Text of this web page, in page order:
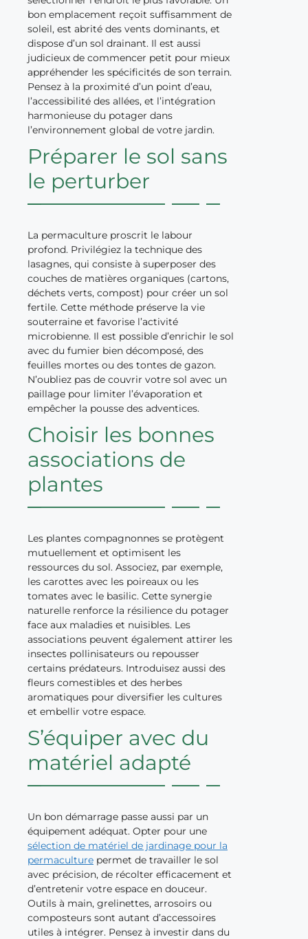
bon emplacement reçoit suffisamment de
soleil, est abrité des vents dominants, et
dispose d’un sol drainant. Il est aussi
judicieux de commencer petit pour mieux
appréhender les spécificités de son terrain.
Pensez à la proximité d’un point d’eau,
l’accessibilité des allées, et l’intégration
harmonieuse du potager dans
l’environnement global de votre jardin.
Préparer le sol sans
le perturber
La permaculture proscrit le labour
profond. Privilégiez la technique des
lasagnes, qui consiste à superposer des
couches de matières organiques (cartons,
déchets verts, compost) pour créer un sol
fertile. Cette méthode préserve la vie
souterraine et favorise l’activité
microbienne. Il est possible d’enrichir le sol
avec du fumier bien décomposé, des
feuilles mortes ou des tontes de gazon.
N’oubliez pas de couvrir votre sol avec un
paillage pour limiter l’évaporation et
empêcher la pousse des adventices.
Choisir les bonnes
associations de
plantes
Les plantes compagnonnes se protègent
mutuellement et optimisent les
ressources du sol. Associez, par exemple,
les carottes avec les poireaux ou les
tomates avec le basilic. Cette synergie
naturelle renforce la résilience du potager
face aux maladies et nuisibles. Les
associations peuvent également attirer les
insectes pollinisateurs ou repousser
certains prédateurs. Introduisez aussi des
fleurs comestibles et des herbes
aromatiques pour diversifier les cultures
et embellir votre espace.
S’équiper avec du
matériel adapté
Un bon démarrage passe aussi par un
équipement adéquat. Opter pour une
sélection de matériel de jardinage pour la
permaculture permet de travailler le sol
avec précision, de récolter efficacement et
d’entretenir votre espace en douceur.
Outils à main, grelinettes, arrosoirs ou
composteurs sont autant d’accessoires
utiles à intégrer. Pensez à investir dans du